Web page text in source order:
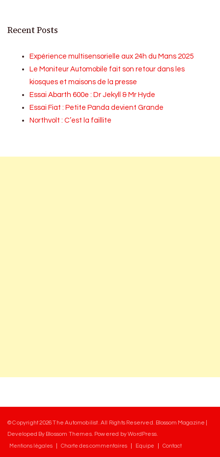
Recent Posts
Expérience multisensorielle aux 24h du Mans 2025
Le Moniteur Automobile fait son retour dans les
kiosques et maisons de la presse
Essai Abarth 600e : Dr Jekyll & Mr Hyde
Essai Fiat : Petite Panda devient Grande
Northvolt : C’est la faillite
© Copyright 2026The Automobilist. All Rights Reserved. Blossom Magazine |
Developed By Blossom Themes. Powered byWordPress
Mentions légales Charte des commentaires Equipe Contact